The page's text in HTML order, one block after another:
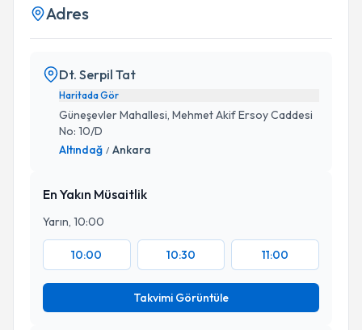
Adres
Dt. Serpil Tat
Haritada Gör
Güneşevler Mahallesi, Mehmet Akif Ersoy Caddesi
No: 10/D
Altındağ / Ankara
En Yakın Müsaitlik
Yarın, 10:00
10:00 10:30 11:00
Takvimi Görüntüle